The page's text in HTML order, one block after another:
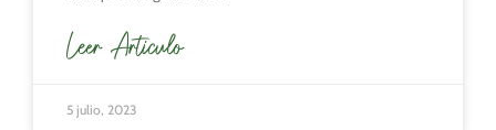
Leer Articulo
5 julio, 2023